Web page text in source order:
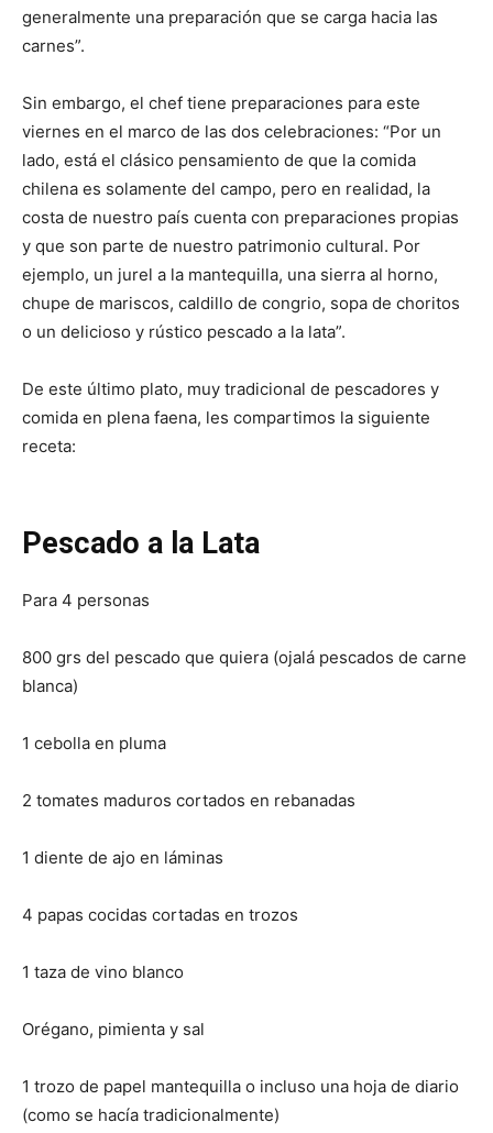
generalmente una preparación que se carga hacia las
carnes”.
Sin embargo, el chef tiene preparaciones para este
viernes en el marco de las dos celebraciones: “Por un
lado, está el clásico pensamiento de que la comida
chilena es solamente del campo, pero en realidad, la
costa de nuestro país cuenta con preparaciones propias
y que son parte de nuestro patrimonio cultural. Por
ejemplo, un jurel a la mantequilla, una sierra al horno,
chupe de mariscos, caldillo de congrio, sopa de choritos
o un delicioso y rústico pescado a la lata”.
De este último plato, muy tradicional de pescadores y
comida en plena faena, les compartimos la siguiente
receta:
Pescado a la Lata
Para 4 personas
800 grs del pescado que quiera (ojalá pescados de carne
blanca)
1 cebolla en pluma
2 tomates maduros cortados en rebanadas
1 diente de ajo en láminas
4 papas cocidas cortadas en trozos
1 taza de vino blanco
Orégano, pimienta y sal
1 trozo de papel mantequilla o incluso una hoja de diario
(como se hacía tradicionalmente)